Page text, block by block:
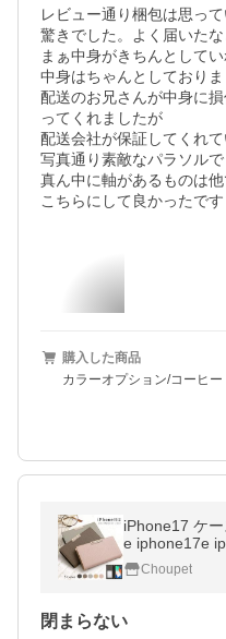
レビュー通り梱包は思っ
驚きでした。よく届いた
まぁ中身がきちんとして
中身はちゃんとしておりま
配送のお兄さんが中身に
ってくれましたが
配送会社が保証してくれ
写真通り素敵なパラソルで
真ん中に軸があるものは
購入した商品
カラーオプション/コーヒー
iPhone17 ケ
e iphone17e
14 iphone12
イフォン17 ア
Choupet
閉まらない